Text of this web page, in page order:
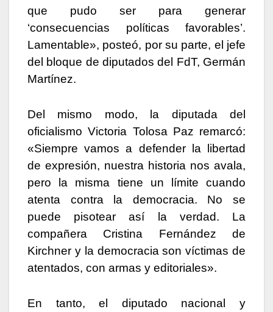
que pudo ser para generar
‘consecuencias políticas favorables’.
Lamentable», posteó, por su parte, el jefe
del bloque de diputados del FdT, Germán
Martínez.
Del mismo modo, la diputada del
oficialismo Victoria Tolosa Paz remarcó:
«Siempre vamos a defender la libertad
de expresión, nuestra historia nos avala,
pero la misma tiene un límite cuando
atenta contra la democracia. No se
puede pisotear así la verdad. La
compañera Cristina Fernández de
Kirchner y la democracia son víctimas de
atentados, con armas y editoriales».
En tanto, el diputado nacional y